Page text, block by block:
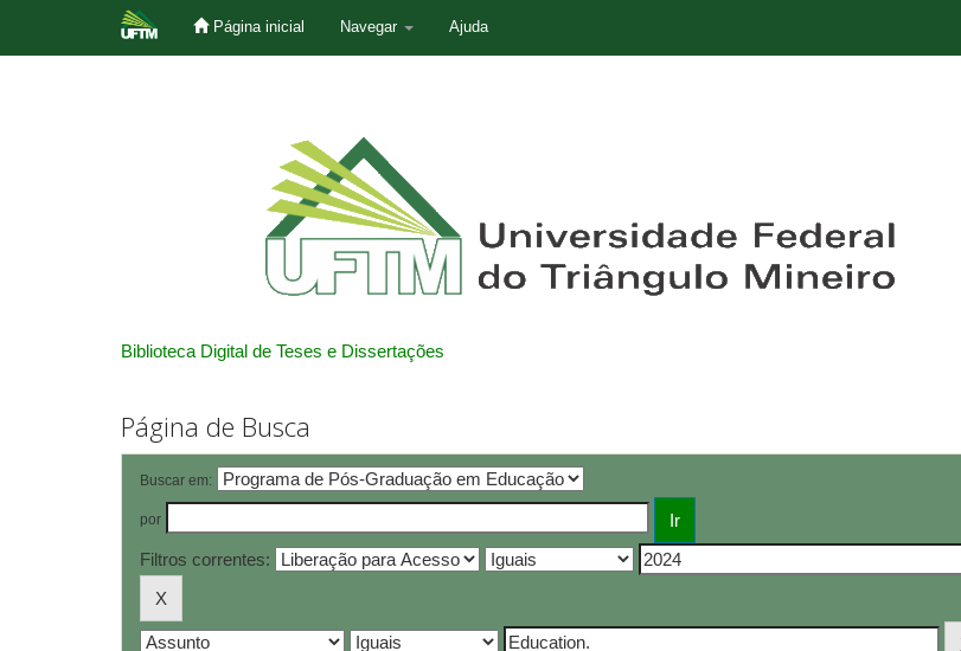
Página inicial Navegar Ajuda
Biblioteca Digital de Teses e Dissertações
Página de Busca
Buscar em:
por
Filtros correntes: